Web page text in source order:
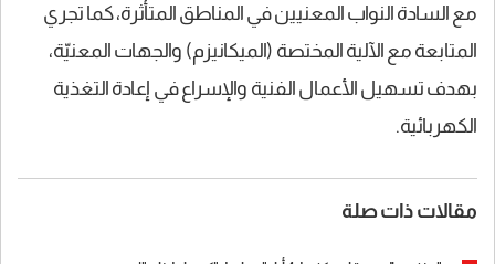
مع السادة النواب المعنيين في المناطق المتأثرة، كما تجري
المتابعة مع الآلية المختصة (الميكانيزم) والجهات المعنيّة،
بهدف تسهيل الأعمال الفنية والإسراع في إعادة التغذية
الكهربائية.
مقالات ذات صلة